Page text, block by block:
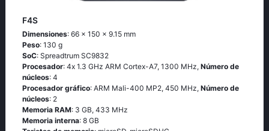
F4S
Dimensiones: 66 x 150 x 9.15 mm
Peso: 130 g
SoC: Sрrеаdtrum SС9832
Procesador: 4х 1.3 GНz АRМ Соrtех-А7, 1300 MHz, Número de
núcleos: 4
Procesador gráfico: ARM Mali-400 MP2, 450 MHz, Número de
núcleos: 2
Memoria RAM: 3 GB, 433 MHz
Memoria interna: 8 GB